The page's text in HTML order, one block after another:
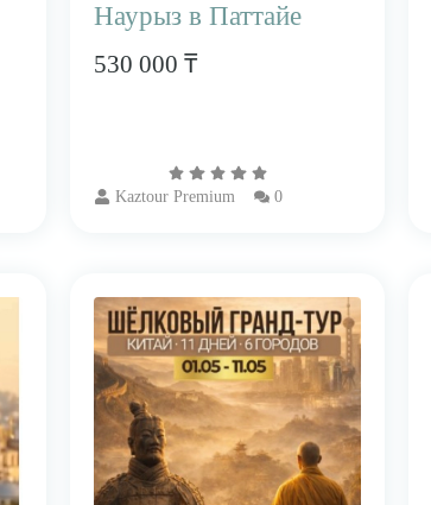
Наурыз в Паттайе
530 000 ₸
Kaztour Premium 0